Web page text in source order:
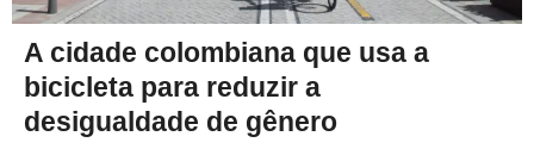
A cidade colombiana que usa a
bicicleta para reduzir a
desigualdade de gênero